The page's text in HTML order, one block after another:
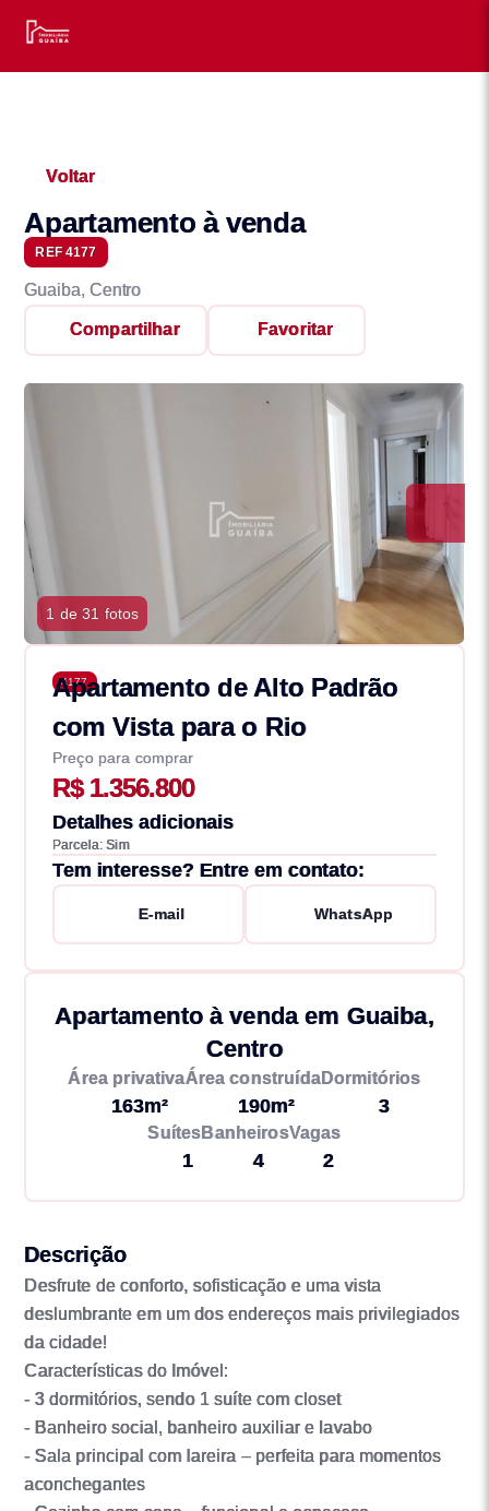
Voltar
Apartamento à venda
REF 4177
Guaiba, Centro
Compartilhar Favoritar
1 de 31 fotos
4177
Apartamento de Alto Padrão
com Vista para o Rio
Preço para comprar
R$ 1.356.800
Detalhes adicionais
Parcela: Sim
Tem interesse? Entre em contato:
E-mail WhatsApp
Apartamento à venda em Guaiba,
Centro
Área privativa
163m²
Área construída
190m²
Dormitórios
3
Suítes
1
Banheiros
4
Vagas
2
Descrição
Desfrute de conforto, sofisticação e uma vista
deslumbrante em um dos endereços mais privilegiados
da cidade!
Características do Imóvel:
- 3 dormitórios, sendo 1 suíte com closet
- Banheiro social, banheiro auxiliar e lavabo
- Sala principal com lareira – perfeita para momentos
aconchegantes